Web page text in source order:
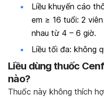
Liều khuyến cáo
em ≥ 16 tuổi: 2
nhau từ 4 – 6 giờ.
Liều tối đa: không
Liều dùng thuốc
nào?
Thuốc này không thích